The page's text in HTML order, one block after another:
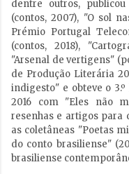
dentre outros,
(contos, 2007), "O sol
Prémio Portugal
(contos, 2018),
"Arsenal de vertigens"
de Produção Literária
indigesto" e obteve o
2016 com "Eles não
resenhas e artigos para
as coletâneas "Poetas
do conto brasiliense"
brasiliense